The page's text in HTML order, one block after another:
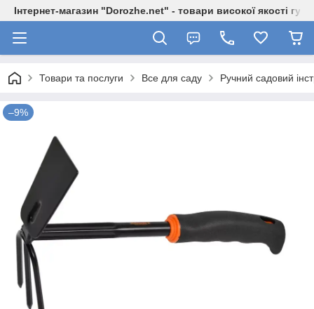
Інтернет-магазин "Dorozhe.net" - товари високої якості
Товари та послуги Все для саду Ручний садовий
–9%